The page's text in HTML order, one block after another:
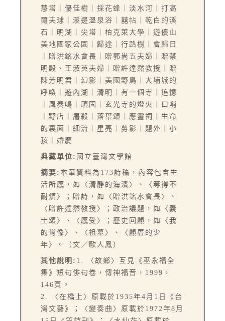
慧塔｜優佳樹｜採花蜂｜淡水河｜打高
爾夫球｜溪邊溫泉浴｜囍帖｜乾白的溪
石｜明湖｜尖塔｜柏克萊大學｜遊優山
美地國家公園｜歸途｜行路樹｜會歸日
｜贈洪銘水會長｜贈郭尚五夫婦｜贈蔡
明殿、王淑英夫婦｜贈許達然教授｜贈
陳芳明君｜幻影｜美國野鳥｜大埔城的
呼喚｜遊內湖｜清明｜有一個寺｜追憶
｜風奏鳴｜頑固｜玄光寺的燈火｜口哨
｜野店｜屠殺｜落葉頌｜應靈祠｜生命
的裏面｜細流｜星亮｜剪影｜題外｜小
孩｜婚慶
典藏單位: 國立臺灣文學館
摘要: 本筆資料為173詩稿，內容包含生
活所感，如〈清靜的海濱〉、〈等得不
耐煩〉；贈詩，如〈贈洪銘水會長〉、
〈贈許達然教授〉；政治議題，如〈義
士頌〉、〈感受〉；歷史回顧，如〈我
的肖像〉、〈祖墓〉、〈顧厝的少
年〉。（文／歐人鳳）
其他說明: 1. 〈故鄉〉互見《巫永福全
集》短句俳句卷，傳神福音，1999，
146頁。
2. 〈在橋上〉原載於1935年4月1日《台
灣文藝》；〈變奏曲〉原載於1972年8月